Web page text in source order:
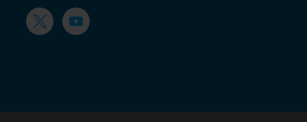
TwitterYouTube